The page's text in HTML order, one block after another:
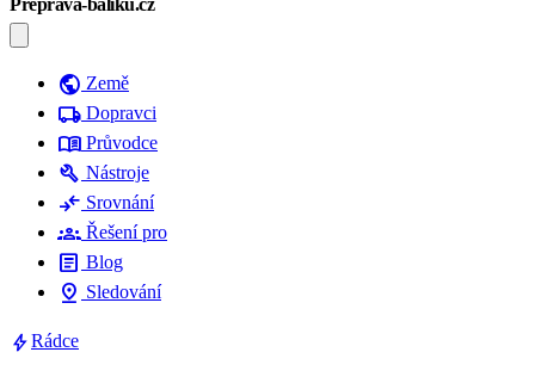
Preprava-baliku.cz
public Země
local_shipping Dopravci
menu_book Průvodce
build Nástroje
compare_arrows Srovnání
groups Řešení pro
article Blog
pin_drop Sledování
boltRádce